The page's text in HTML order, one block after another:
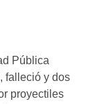
Pública
falleció y dos
proyectiles